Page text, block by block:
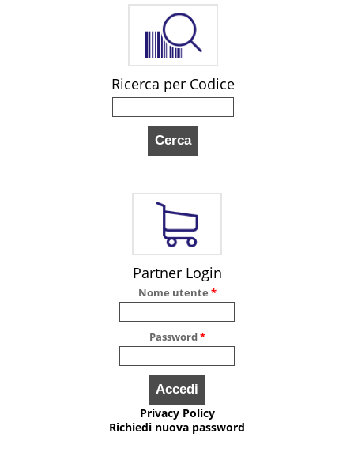
Ricerca per Codice
Partner Login
Nome utente *
Password*
Privacy Policy
Richiedi nuova password